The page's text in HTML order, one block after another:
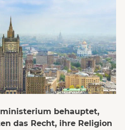
behauptet,
das Recht, ihre Religion